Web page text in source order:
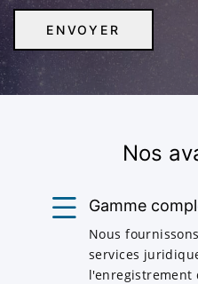
Nos
Gamme
Nous
services
l'enregistrement